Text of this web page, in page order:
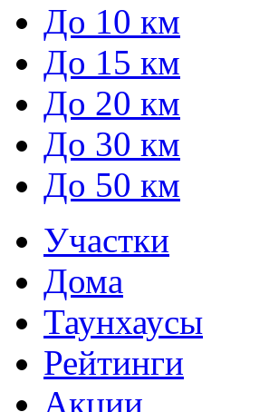
До 10 км
До 15 км
До 20 км
До 30 км
До 50 км
Участки
Дома
Таунхаусы
Рейтинги
Акции